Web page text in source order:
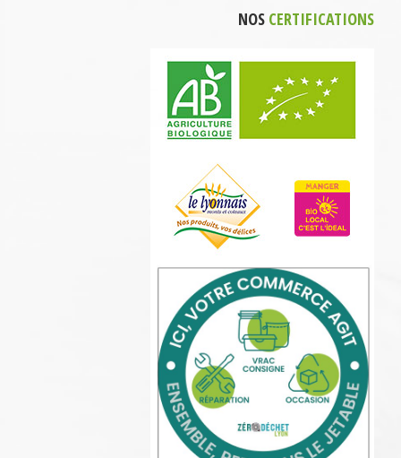
NOS CERTIFICATIONS